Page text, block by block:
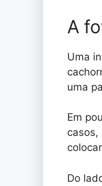
A
Uma
uma
Em
casos,
Do